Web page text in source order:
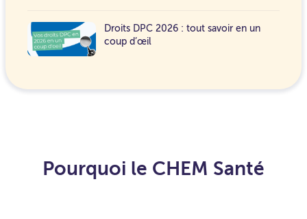
Droits DPC 2026 : tout savoir en un
coup d’œil
Pourquoi le CHEM Santé